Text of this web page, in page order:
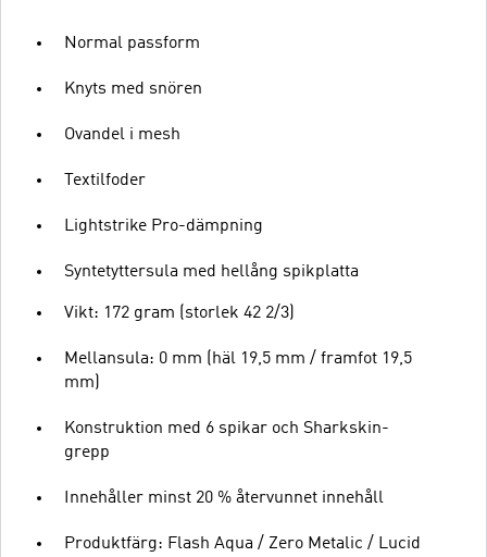
Normal passform
Knyts med snören
Ovandel i mesh
Textilfoder
Lightstrike Pro-dämpning
Syntetyttersula med hellång spikplatta
Vikt: 172 gram (storlek 42 2/3)
Mellansula: 0 mm (häl 19,5 mm / framfot 19,5
mm)
Konstruktion med 6 spikar och Sharkskin-
grepp
Innehåller minst 20 % återvunnet innehåll
Produktfärg: Flash Aqua / Zero Metalic / Lucid